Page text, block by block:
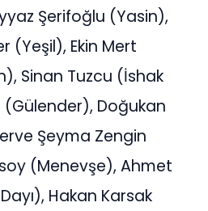
Şerifoğlu (Yasin),
(Yeşil), Ekin Mert
Sinan Tuzcu (İshak
(Gülender), Doğukan
Şeyma Zengin
(Menevşe), Ahmet
Hakan Karsak